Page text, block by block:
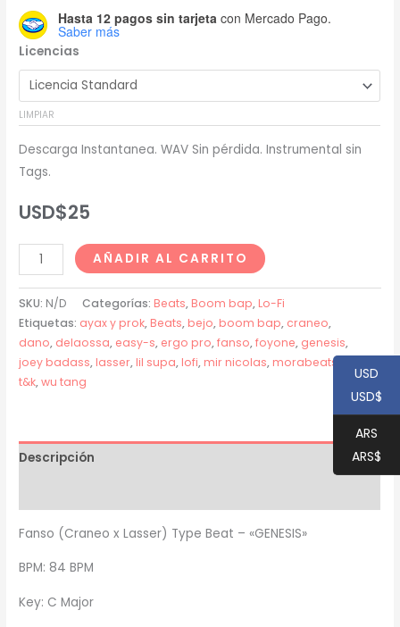
de
USD$20
hasta
Hasta 12 pagos sin tarjeta con Mercado Pago.
Saber más
Licencias
LIMPIAR
Descarga Instantanea. WAV Sin pérdida. Instrumental sin
Tags.
USD$25
Fanso
(Craneo
x
Lasser)
Type
Beat
-
AÑADIR AL CARRITO
SKU: N/D Categorías: Beats, Boom bap, Lo-Fi
Etiquetas: ayax y prok, Beats, bejo, boom bap, craneo,
dano, delaossa, easy-s, ergo pro,fanso,foyone, genesis,
joey badass, lasser, lil supa, lofi, mir nicolas, morabeats
t&k,wu tang
Descripción
Fanso (Craneo x Lasser) Type Beat – «GENESIS»
BPM: 84 BPM
Key: C Major
USD
USD$
ARS
ARS$